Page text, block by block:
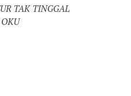
TAK TINGGAL